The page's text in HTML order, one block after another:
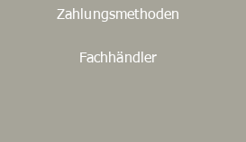
Zahlungsmethoden
Fachhändler